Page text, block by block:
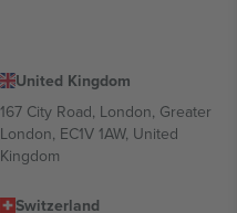
United Kingdom
167 City Road, London, Greater
London, EC1V 1AW, United
Kingdom
Switzerland